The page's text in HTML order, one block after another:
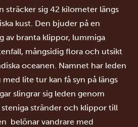
sträcker sig 42 kilometer längs
kust. Den bjuder på en
av branta klippor, lummiga
mångsidig flora och utsikt
oceanen. Namnet har leden
lite tur kan få syn på längs
slingrar sig leden genom
stränder och klippor till
belönar vandrare med